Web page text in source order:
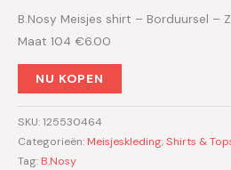
B.Nosy Meisjes shirt – Borduursel –
Maat 104 €6.00
NU KOPEN
SKU:125530464
Categorieën: Meisjeskleding,Shirts &
Tag: B.Nosy